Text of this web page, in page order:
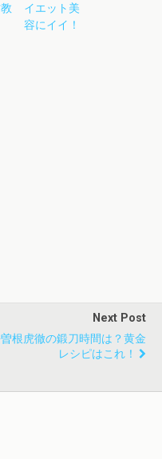
イエット美
容にイイ！
Next Post
根虎徹の鍛刀時間は？黄金
レシピはこれ！